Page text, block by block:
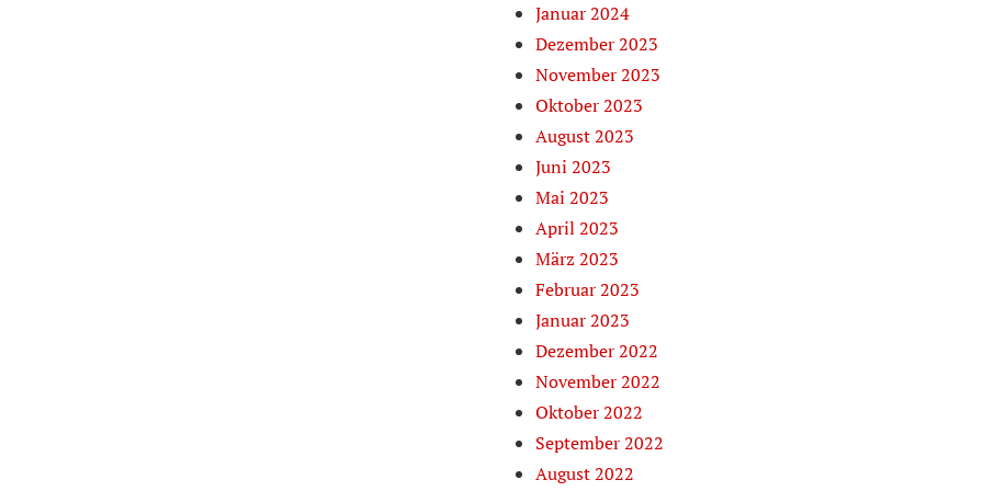
Januar 2024
Dezember 2023
November 2023
Oktober 2023
August 2023
Juni 2023
Mai 2023
April 2023
März 2023
Februar 2023
Januar 2023
Dezember 2022
November 2022
Oktober 2022
September 2022
August 2022